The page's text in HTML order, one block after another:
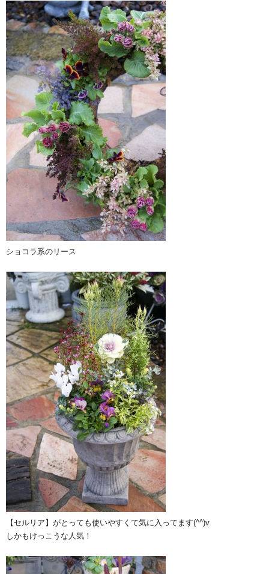
ショコラ系のリース
【セルリア】がとっても使いやすくて気に入ってます(^^)v
しかもけっこうな人気！